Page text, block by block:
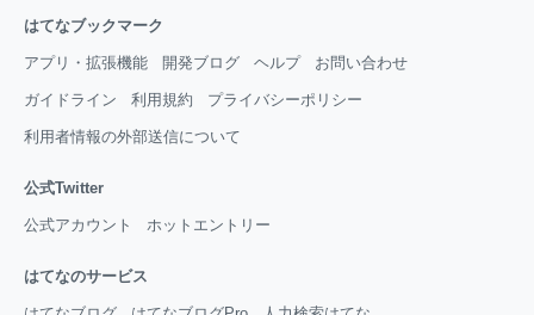
はてなブックマーク
アプリ・拡張機能 開発ブログ ヘルプ お問い合わせ
ガイドライン 利用規約 プライバシーポリシー
利用者情報の外部送信について
公式Twitter
公式アカウント ホットエントリー
はてなのサービス